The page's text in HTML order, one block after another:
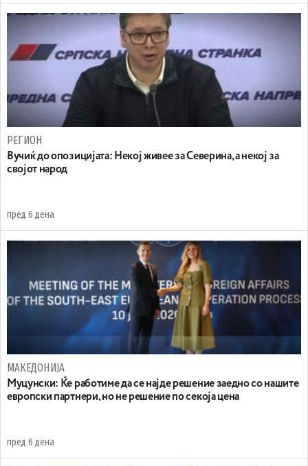
РЕГИОН
Вучиќ до опозицијата: Некој живее за Северина, а некој за
својот народ
пред 6 дена
МАКЕДОНИЈА
Муцунски: Ќе работиме да се најде решение заедно со нашите
европски партнери, но не решение по секоја цена
пред 6 дена